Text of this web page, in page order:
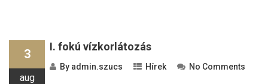
3
aug
I. fokú vízkorlátozás
By admin.szucs Hírek No Comments